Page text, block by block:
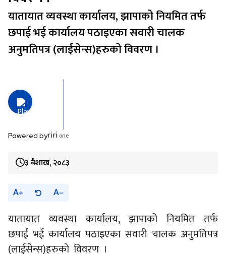
यातायात व्यवस्था कार्यालय, झापाको नियमित तर्फ
छपाई भई कार्यालय पठाइएका सवारी चालक
अनुमतिपत्र (लाईसेन्स)हरुको विवरण ।
Powered byriri one
३ बैशाख, २०८३
A A
यातायात व्यवस्था कार्यालय, झापाको नियमित तर्फ
छपाई भई कार्यालय पठाइएका सवारी चालक अनुमतिपत्र
(लाईसेन्स)हरुको विवरण ।